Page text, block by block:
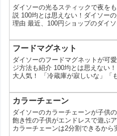
ンについて、詳しくご紹介してい
ルリボンってどんなもの？ ダイソ
ダイソーの光るスティックで夜を
説 100均とは思えない！ダイソー
理由 最近、100円ショップのダイ
なダイソーの光るスティックの魅
び方まで詳しくご紹介します。 な
気なの？ コスパの良さ なんといっ
クは、その価格の安さが魅力です
フードマグネット
ダイソーのフードマグネットが可
ジ方法も紹介 100均とは思えない
大人気！ 「冷蔵庫が寂しいな」「
ドマグネットが豊富に揃っている
のフードマグネットの魅力と、冷
方法をご紹介します。 ダイソーの
で、冷蔵庫が楽しくなる！ ダイソ
カラーチェーン
ダイソーのカラーチェーンが子供
飽き性の子供がエンドレスで遊ぶ
カラーチェーンは2分割できるから